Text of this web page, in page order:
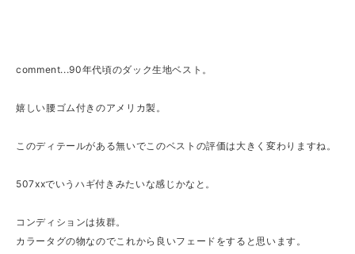
comment...90年代頃のダック生地ベスト。
嬉しい腰ゴム付きのアメリカ製。
このディテールがある無いでこのベストの評価は大きく変わりますね。
507xxでいうハギ付きみたいな感じかなと。
コンディションは抜群。
カラータグの物なのでこれから良いフェードをすると思います。